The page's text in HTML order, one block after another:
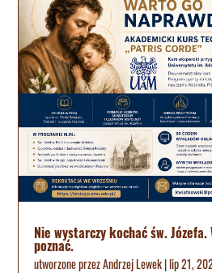
Nie wystarczy kochać św.
poznać.
utworzone przezAndrzej Lewek|lip 21,